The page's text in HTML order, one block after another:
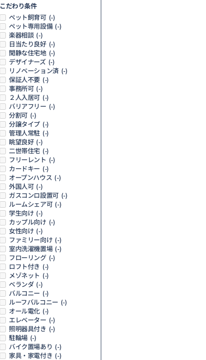
こだわり条件
ペット飼育可 (-)
ペット専用設備 (-)
楽器相談 (-)
日当たり良好 (-)
閑静な住宅地 (-)
デザイナーズ (-)
リノベーション済 (-)
保証人不要 (-)
事務所可 (-)
２人入居可 (-)
バリアフリー (-)
分割可 (-)
分譲タイプ (-)
管理人常駐 (-)
眺望良好 (-)
二世帯住宅 (-)
フリーレント (-)
カードキー (-)
オープンハウス (-)
外国人可 (-)
ガスコンロ設置可 (-)
ルームシェア可 (-)
学生向け (-)
カップル向け (-)
女性向け (-)
ファミリー向け (-)
室内洗濯機置場 (-)
フローリング (-)
ロフト付き (-)
メゾネット (-)
ベランダ (-)
バルコニー (-)
ルーフバルコニー (-)
オール電化 (-)
エレベーター (-)
照明器具付き (-)
駐輪場 (-)
バイク置場あり (-)
家具・家電付き (-)